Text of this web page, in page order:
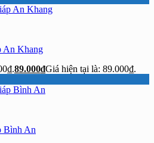
An Khang
89.000₫Giá hiện tại là: 89.000₫.
Bình An